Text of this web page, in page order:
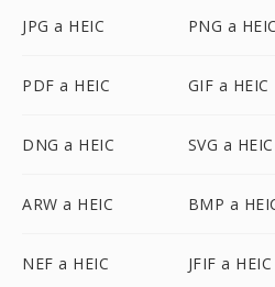
JPG a HEIC PNG a HEIC
PDF a HEIC GIF a HEIC
DNG a HEIC SVG a HEIC
ARW a HEIC BMP a
NEF a HEIC JFIF a HEIC